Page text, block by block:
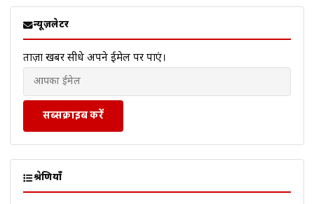
न्यूज़लेटर
ताज़ा खबरें सीधे अपने ईमेल पर पाएं।
सब्सक्राइब करें
श्रेणियाँ